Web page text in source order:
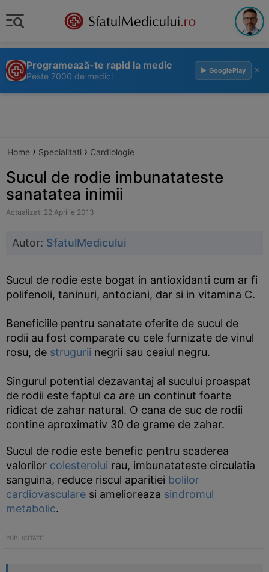
Programează-te rapid la medic
Peste 7000 de medici
▶ GooglePlay ×
Home › Specialitati › Cardiologie
Sucul de rodie imbunatateste
sanatatea inimii
Actualizat: 22 Aprilie 2013
Autor: SfatulMedicului
Sucul de rodie este bogat in antioxidanti cum ar fi
polifenoli, taninuri, antociani, dar si in vitamina C.
Beneficiile pentru sanatate oferite de sucul de
rodii au fost comparate cu cele furnizate de vinul
rosu, de strugurii negrii sau ceaiul negru.
Singurul potential dezavantaj al sucului proaspat
de rodii este faptul ca are un continut foarte
ridicat de zahar natural. O cana de suc de rodii
contine aproximativ 30 de grame de zahar.
Sucul de rodie este benefic pentru scaderea
valorilor colesterolui rau, imbunatateste circulatia
sanguina, reduce riscul aparitiei bolilor
cardiovasculare si amelioreaza sindromul
metabolic.